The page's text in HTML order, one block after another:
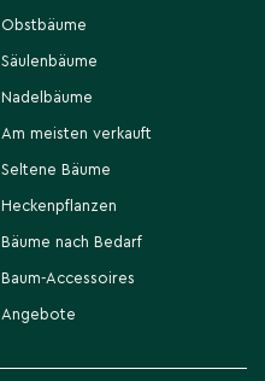
Obstbäume
Säulenbäume
Nadelbäume
Am meisten verkauft
Seltene Bäume
Heckenpflanzen
Bäume nach Bedarf
Baum-Accessoires
Angebote